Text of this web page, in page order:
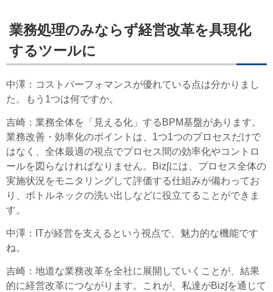
業務処理のみならず経営改革を具現化
するツールに
中澤 ：コストパーフォマンスが優れている点は分かりまし
た。もう1つは何ですか。
吉崎 ：業務全体を「見える化」するBPM基盤があります。
業務改善・効率化のポイントは、1つ1つのプロセスだけで
はなく、全体最適の視点でプロセス間の効率化やコントロ
ールを図らなければなりません。Biz∫には、プロセス全体の
実施状況をモニタリングして評価する仕組みが備わってお
り、ボトルネックの洗い出しなどに役立てることができま
す。
中澤 ：ITが経営を支えるという視点で、魅力的な機能です
ね。
吉崎 ：地道な業務改革を全社に展開していくことが、結果
的に経営改革につながります。これが、私達がBiz∫を通じて